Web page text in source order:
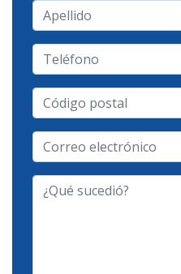
Apellido
Teléfono
Código
postal
Correo
electrónico
¿Qué